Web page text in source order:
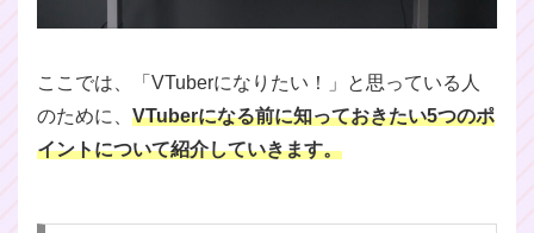
ここでは、「VTuberになりたい！」と思っている人
のために、 VTuberになる前に知っておきたい5つのポ
イントについて紹介していきます。